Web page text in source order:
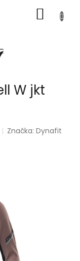
KOŠÍK
W jkt
Značka:Dynafit